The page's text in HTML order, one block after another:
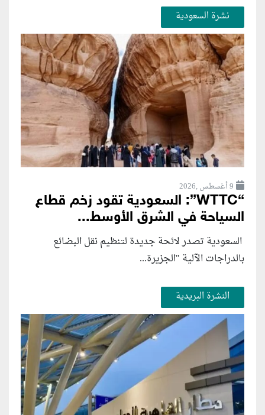
نشرة السعودية
9 أغسطس ,2026
“WTTC”: السعودية تقود زخم قطاع
السياحة في الشرق الأوسط...
السعودية تصدر لائحة جديدة لتنظيم نقل البضائع
بالدراجات الآلية "الجزيرة...
النشرة البريدية